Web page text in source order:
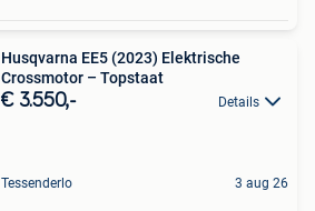
Husqvarna EE5 (2023) Elektrische
Crossmotor – Topstaat
€ 3.550,- Details
Tessenderlo 3 aug 26